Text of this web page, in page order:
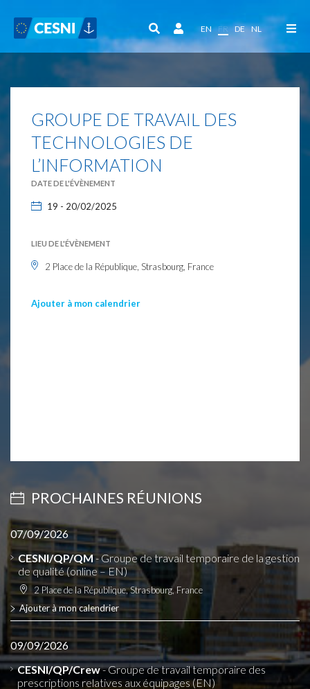
EN FR DE NL
GROUPE DE TRAVAIL DES
TECHNOLOGIES DE
L’INFORMATION
DATE DE L'ÉVÈNEMENT
19 - 20/02/2025
LIEU DE L'ÉVÈNEMENT
2 Place de la République, Strasbourg, France
Ajouter à mon calendrier
PROCHAINES RÉUNIONS
07/09/2026
CESNI/QP/QM- Groupe de travail temporaire de la gestion
de qualité (online – EN)
2 Place de la République, Strasbourg, France
Ajouter à mon calendrier
09/09/2026
CESNI/QP/Crew- Groupe de travail temporaire des
prescriptions relatives aux équipages (EN)